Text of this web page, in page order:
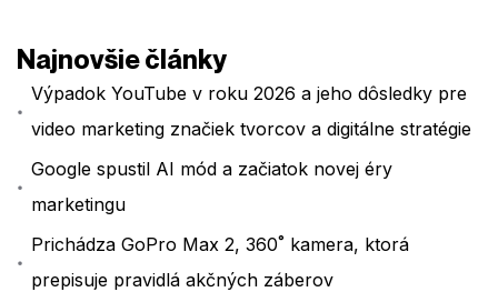
Najnovšie články
Výpadok YouTube v roku 2026 a jeho dôsledky pre
video marketing značiek tvorcov a digitálne stratégie
Google spustil AI mód a začiatok novej éry
marketingu
Prichádza GoPro Max 2, 360˚ kamera, ktorá
prepisuje pravidlá akčných záberov